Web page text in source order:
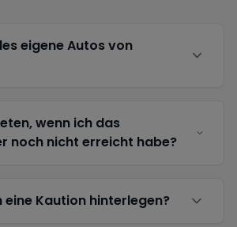
eigene Autos von
wenn ich das
noch nicht erreicht habe?
eine Kaution hinterlegen?